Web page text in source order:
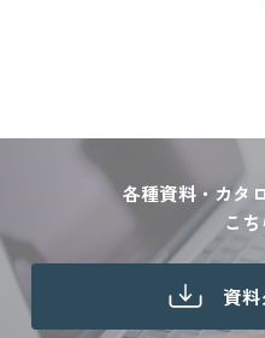
各種資料・カタ
こ
資料